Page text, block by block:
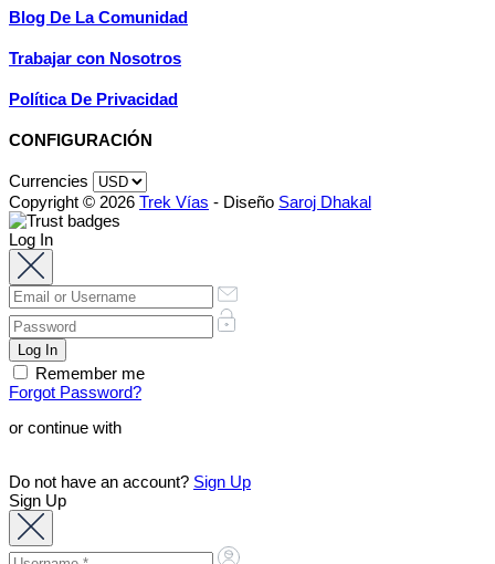
Blog De La Comunidad
Trabajar con Nosotros
Política De Privacidad
CONFIGURACIÓN
Currencies
Copyright © 2026 Trek Vías - Diseño Saroj Dhakal
Log In
Remember me
Forgot Password?
or continue with
Do not have an account? Sign Up
Sign Up